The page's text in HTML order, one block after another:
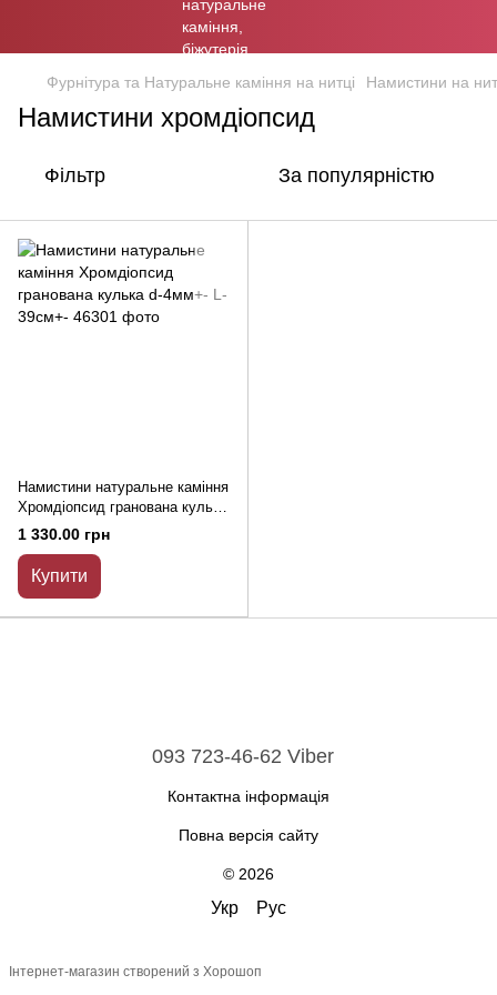
Фурнітура та Натуральне каміння на нитці Намистини на
Намистини хромдіопсид
Фільтр За популярністю
Намистини натуральне каміння
Хромдіопсид гранована кулька
d-4мм+- L-39см+-
1 330.00 грн
Купити
093 723-46-62 Viber
Контактна інформація
Повна версія сайту
© 2026
Укр Рус
Інтернет-магазин створений з Хорошоп